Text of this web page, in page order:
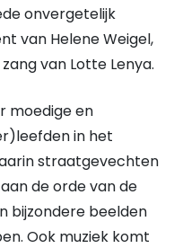
onvergetelijk
van Helene Weigel,
van Lotte Lenya.
moedige en
in het
straatgevechten
de orde van de
bijzondere beelden
Ook muziek komt